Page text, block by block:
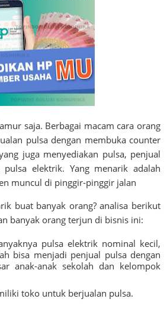
saja. Berbagai macam cara orang
pulsa dengan membuka counter
juga menyediakan pulsa, penjual
elektrik. Yang menarik adalah
muncul di pinggir-pinggir jalan
buat banyak orang? analisa berikut
banyak orang terjun di bisnis ini:
pulsa elektrik nominal kecil,
bisa menjadi penjual pulsa dengan
anak-anak sekolah dan kelompok
toko untuk berjualan pulsa.